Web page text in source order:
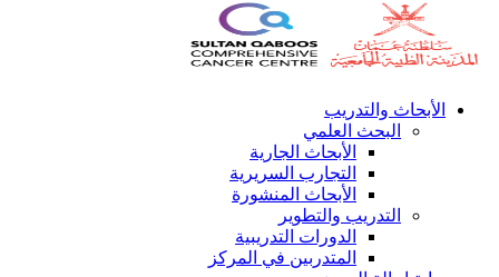
الأبحاث والتدريب
البحث العلمي
الأبحاث الجارية
التجارب السريرية
الأبحاث المنشورة
التدريب والتطوير
الدورات التدريبية
المتدربين في المركز